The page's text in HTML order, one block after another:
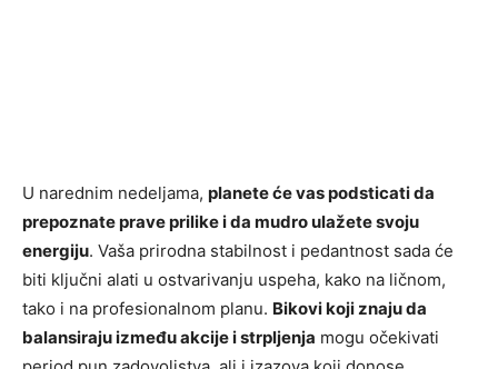
U narednim nedeljama, planete će vas podsticati da
prepoznate prave prilike i da mudro ulažete svoju
energiju. Vaša prirodna stabilnost i pedantnost sada će
biti ključni alati u ostvarivanju uspeha, kako na ličnom,
tako i na profesionalnom planu. Bikovi koji znaju da
balansiraju između akcije i strpljenja mogu očekivati